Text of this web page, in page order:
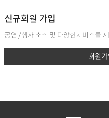
신규회원 가입
공연 /행사 소식 및 다양한서비스를
회원